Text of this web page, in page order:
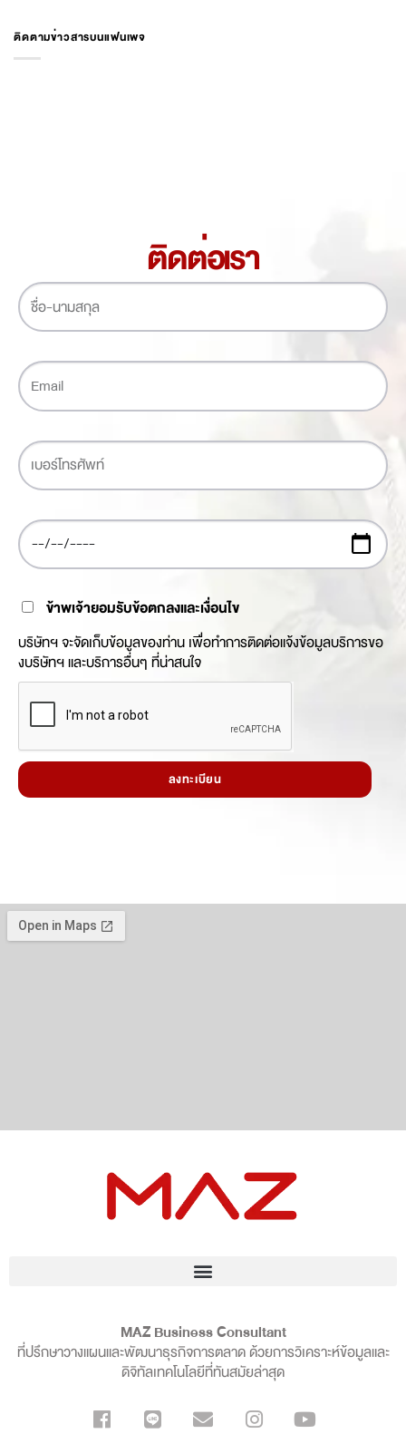
ติดตามข่าวสารบนแฟนเพจ
ติดต่อเรา
ข้าพเจ้ายอมรับข้อตกลงและเงื่อนไข
บริษัทฯ จะจัดเก็บข้อมูลของท่าน เพื่อทำการติดต่อแจ้งข้อมูลบริการขอ
งบริษัทฯ และบริการอื่นๆ ที่น่าสนใจ
ลงทะเบียน
MAZ Business Consultant
ที่ปรึกษาวางแผนและพัฒนาธุรกิจการตลาด ด้วยการวิเคราะห์ข้อมูลและ
ดิจิทัลเทคโนโลยีที่ทันสมัยล่าสุด